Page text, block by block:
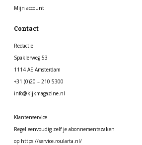
Mijn account
Contact
Redactie
Spaklerweg 53
1114 AE Amsterdam
+31 (0)20 – 210 5300
info@kijkmagazine.nl
Klantenservice
Regel eenvoudig zelf je abonnementszaken
op https://service.roularta.nl/